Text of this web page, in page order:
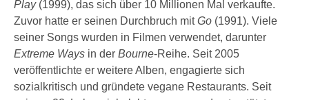
Play(1999), das sich über 10 Millionen Mal verkaufte.
Zuvor hatte er seinen Durchbruch mitGo (1991). Viele
seiner Songs wurden in Filmen verwendet, darunter
Extreme Ways in der Bourne-Reihe. Seit 2005
veröffentlichte er weitere Alben, engagierte sich
sozialkritisch und gründete vegane Restaurants. Seit